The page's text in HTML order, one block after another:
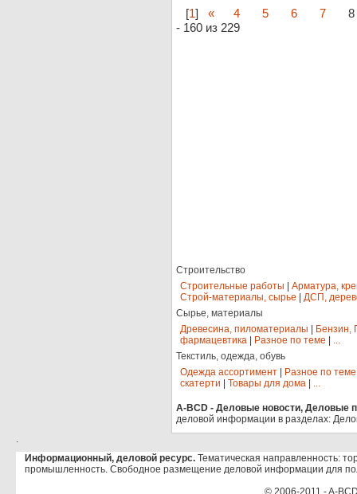
[1] « 4 5 6 7
8
- 160 из 229
Строительство
Строительные работы
Арматура,
Строй-материалы, сырье
ДСП,
Сырье, материалы
Древесина, пиломатериалы
Бензин,
фармацевтика
Разное по теме
...
Текстиль, одежда, обувь
Одежда ассортимент
Разное по теме
скатерти
Товары для дома ...
A-BCD - Деловые новости, Деловые
деловой информации в разделах:
.
Информационный, деловой ресурс. Тематическая направленность:
промышленность. Свободное размещение деловой информации для